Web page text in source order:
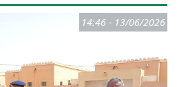
13/06/2026 - 14:46